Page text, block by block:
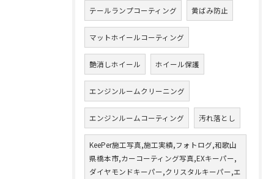
テールランプコーティング 黄ばみ防止
マットホイールコーティング
艶消しホイール ホイール保護
エンジンルームクリーニング
エンジンルームコーティング 汚れ落とし
KeePer施工写真,施工実績,フォトログ,和歌山
県橋本市,カーコーティング写真,EXキーパー,
ダイヤモンドキーパー,クリスタルキーパー,エ